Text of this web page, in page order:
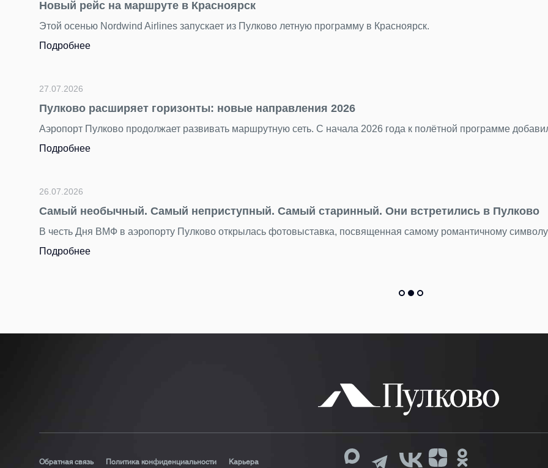
Новый рейс на маршруте в Красноярск
Этой осенью Nordwind Airlines запускает из Пулково летную программу в Красноярск.
Подробнее
27.07.2026
Пулково расширяет горизонты: новые направления 2026
Аэропорт Пулково продолжает развивать маршрутную сеть. С начала 2026 года к полётной программе
Подробнее
26.07.2026
Самый необычный. Самый неприступный. Самый старинный. Они встретились в Пулково
В честь Дня ВМФ в аэропорту Пулково открылась фотовыставка, посвященная самому романтичному
Подробнее
Обратная связь Политика конфиденциальности Карьера